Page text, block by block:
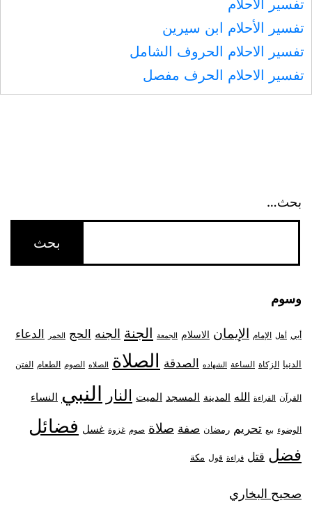
تفسير الأحلام
تفسير الأحلام ابن سيرين
تفسير الاحلام الحروف الشامل
تفسير الاحلام الحرف مفصل
بحث…
وسوم
أبي أهل الإمام الإيمان الاسلام الجمعة الجنة الجنه الحج الخمر الدعاء
الدنيا الزكاة الساعة الشهاده الصدقة الصلاة الصلاه الصوم الطعام الفتن
القرآن القراءة الله المدينة المسجد الميت النار النبي النساء
الوضوء بيع تحريم رمضان صفة صلاة صوم غزوة غسل فضائل
فضل قتل قراءة قول مكة
صحيح البخاري